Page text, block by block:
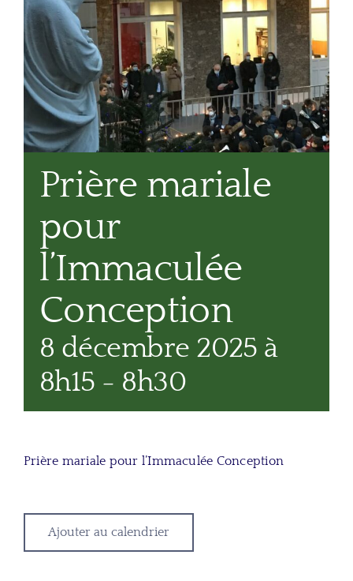
Prière mariale
pour
l’Immaculée
Conception
8 décembre 2025 à
8h15 - 8h30
Prière mariale pour l’Immaculée Conception
Ajouter au calendrier